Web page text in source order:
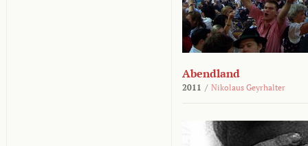
Abendland
2011 / Nikolaus Geyrhalter